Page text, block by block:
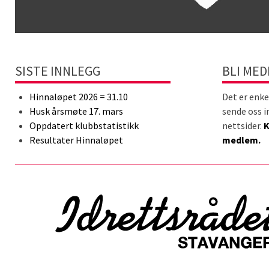
SISTE INNLEGG
Hinnaløpet 2026 = 31.10
Husk årsmøte 17. mars
Oppdatert klubbstatistikk
Resultater Hinnaløpet
BLI
Det er
sende oss
nettsider.
medlem.